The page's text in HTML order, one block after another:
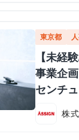
東京都
【未経
事業企
センチ
株